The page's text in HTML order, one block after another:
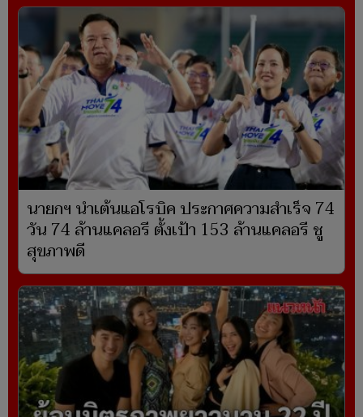
นายกฯ นำเต้นแอโรบิค ประกาศความสำเร็จ 74
วัน 74 ล้านแคลอรี ตั้งเป้า 153 ล้านแคลอรี ชู
สุขภาพดี